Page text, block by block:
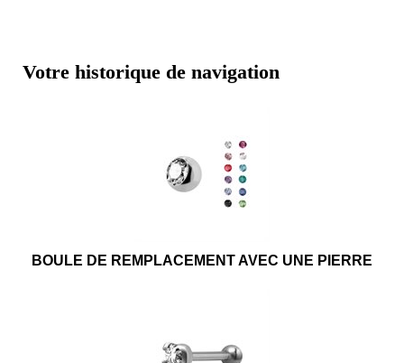
Votre historique de navigation
BOULE DE REMPLACEMENT AVEC UNE PIERRE